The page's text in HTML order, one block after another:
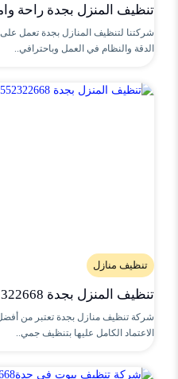
تنظيف المنزل بجدة راحة
شركتنا لتنظيف المنازل بجدة تعمل
الدقة والنظام في العمل وباحترافي..
تنظيف منازل
تنظيف المنزل بجدة 0552322668
شركة تنظيف منازل بجدة تعتبر من
الاعتماد الكامل عليها بتنظيف جمي..